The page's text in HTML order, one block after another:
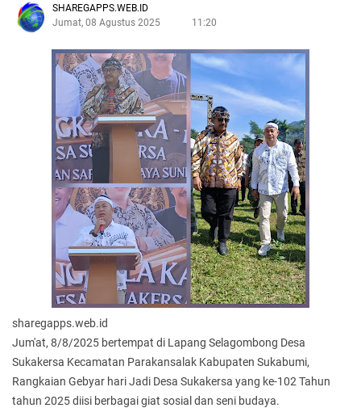
SHAREGAPPS.WEB.ID
Jumat, 08 Agustus 2025
11:20
sharegapps.web.id
Jum'at, 8/8/2025 bertempat di Lapang Selagombong Desa
Sukakersa Kecamatan Parakansalak Kabupaten Sukabumi,
Rangkaian Gebyar hari Jadi Desa Sukakersa yang ke-102 Tahun
tahun 2025 diisi berbagai giat sosial dan seni budaya.